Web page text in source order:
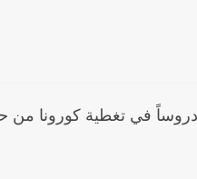
الاتّفاق مع عُمان مؤجّل ما دامت
دروساً في تغطية كورونا من